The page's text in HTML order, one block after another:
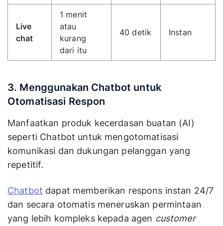
Live
chat
1 menit
atau
kurang
dari itu
40 detik Instan
3. Menggunakan Chatbot untuk
Otomatisasi Respon
Manfaatkan produk kecerdasan buatan (AI)
seperti Chatbot untuk mengotomatisasi
komunikasi dan dukungan pelanggan yang
repetitif.
Chatbot dapat memberikan respons instan 24/7
dan secara otomatis meneruskan permintaan
yang lebih kompleks kepada agen customer